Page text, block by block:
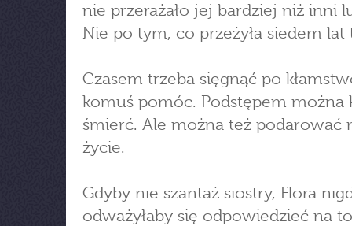
nie przerażało jej bardziej niż inni
Nie po tym, co przeżyła siedem lat
Czasem trzeba sięgnąć po
komuś pomóc. Podstępem można
śmierć. Ale można też podarować
życie.
Gdyby nie szantaż siostry, Flora
odważyłaby się odpowiedzieć na to